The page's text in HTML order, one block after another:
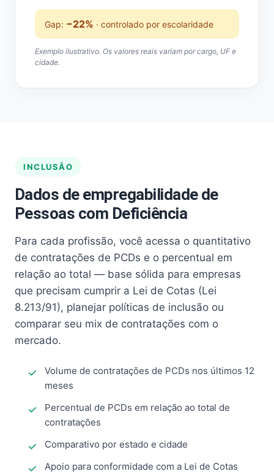
Gap: −22% · controlado por escolaridade
Exemplo ilustrativo. Os valores reais variam por cargo, UF e
cidade.
INCLUSÃO
Dados de empregabilidade de
Pessoas com Deficiência
Para cada profissão, você acessa o quantitativo
de contratações de PCDs e o percentual em
relação ao total — base sólida para empresas
que precisam cumprir a Lei de Cotas (Lei
8.213/91), planejar políticas de inclusão ou
comparar seu mix de contratações com o
mercado.
Volume de contratações de PCDs nos últimos 12
meses
Percentual de PCDs em relação ao total de
contratações
Comparativo por estado e cidade
Apoio para conformidade com a Lei de Cotas